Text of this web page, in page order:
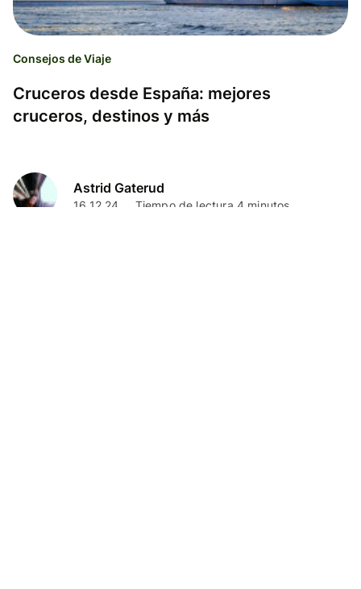
Consejos de Viaje
Cruceros desde España: mejores
cruceros, destinos y más
Astrid Gaterud
16.12.24 Tiempo de lectura 4 minutos